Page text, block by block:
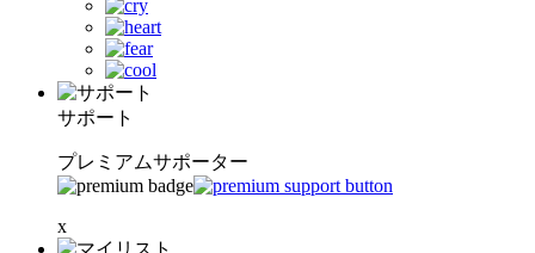
サポート
プレミアムサポーター
x